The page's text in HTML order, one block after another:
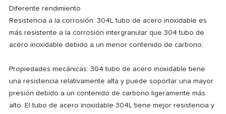
Diferente rendimiento
Resistencia a la corrosión: 304L tubo de acero inoxidable es
más resistente a la corrosión intergranular que 304 tubo de
acero inoxidable debido a un menor contenido de carbono;
Propiedades mecánicas: 304 tubo de acero inoxidable tiene
una resistencia relativamente alta y puede soportar una mayor
presión debido a un contenido de carbono ligeramente más
alto. El tubo de acero inoxidable 304L tiene mejor resistencia y